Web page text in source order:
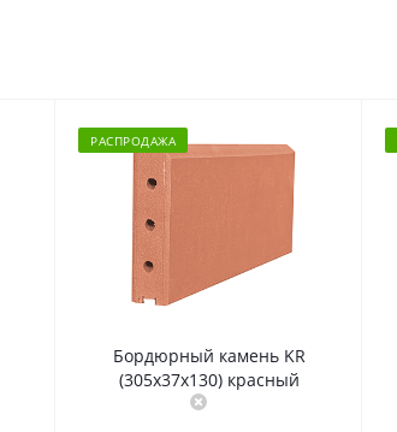
РАСПРОДАЖА
Бордюрный камень KR
(305х37х130) красный